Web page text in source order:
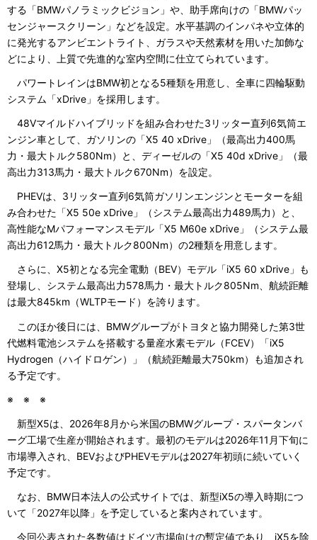
する「BMWパノラミックビジョン」や、助手席向けの「BMWパッ
センジャースクリーン」などを設定。水平基調のインパネや立体的
に発光するアンビエントライト、ガラスや天然素材を用いた加飾な
どにより、上質で先進的な室内空間に仕立てられています。
パワートレインはBMW初となる5種類を用意し、全車に四輪駆動
システム「xDrive」を採用します。
48Vマイルドハイブリッドを組み合わせた3リッター直列6気筒エ
ンジン車として、ガソリンの「X5 40 xDrive」（最高出力400馬
力・最大トルク580Nm）と、ディーゼルの「X5 40d xDrive」（最
高出力313馬力・最大トルク670Nm）を設定。
PHEVは、3リッター直列6気筒ガソリンエンジンとモーターを組
み合わせた「X5 50e xDrive」（システム最高出力489馬力）と、
高性能なMパフォーマンスモデル「X5 M60e xDrive」（システム最
高出力612馬力・最大トルク800Nm）の2種類を用意します。
さらに、X5初となる完全電動（BEV）モデル「iX5 60 xDrive」も
登場し、システム最高出力578馬力・最大トルク805Nm、航続距離
は最大845km（WLTPモード）を誇ります。
このほか後日には、BMWグループがトヨタと協力開発した第3世
代燃料電池システムを搭載する量産水素モデル（FCEV）「iX5
Hydrogen（ハイドロゲン）」（航続距離最大750km）も追加され
る予定です。
※ ※ ※
新型X5は、2026年8月から米国のBMWグループ・スパータンバ
ーグ工場で生産が開始されます。最初のモデルは2026年11月下旬に
市場導入され、BEVおよびPHEVモデルは2027年初頭に続いていく
予定です。
なお、BMW日本法人の公式サイトでは、新型iX5の導入時期につ
いて「2027年以降」を予定していると案内されています。
今回公表された各数値はドイツ市場向けの暫定値であり、iX5を除